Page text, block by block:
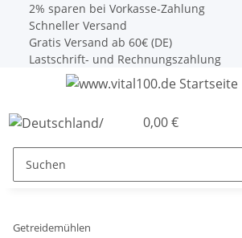
2% sparen bei Vorkasse-Zahlung
Schneller Versand
Gratis Versand ab 60€ (DE)
Lastschrift- und Rechnungszahlung
0,00 €
Getreidemühlen